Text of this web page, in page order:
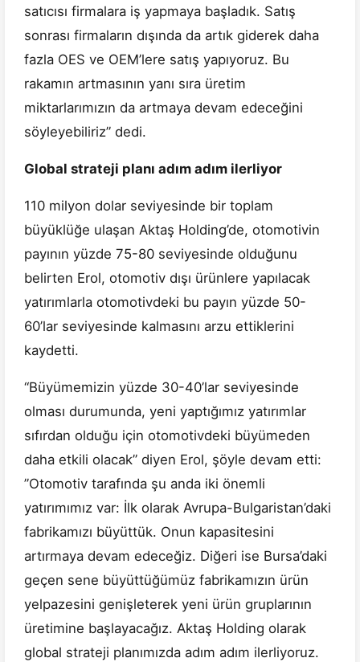
satıcısı firmalara iş yapmaya başladık. Satış
sonrası firmaların dışında da artık giderek daha
fazla OES ve OEM’lere satış yapıyoruz. Bu
rakamın artmasının yanı sıra üretim
miktarlarımızın da artmaya devam edeceğini
söyleyebiliriz” dedi.
Global strateji planı adım adım ilerliyor
110 milyon dolar seviyesinde bir toplam
büyüklüğe ulaşan Aktaş Holding’de, otomotivin
payının yüzde 75-80 seviyesinde olduğunu
belirten Erol, otomotiv dışı ürünlere yapılacak
yatırımlarla otomotivdeki bu payın yüzde 50-
60’lar seviyesinde kalmasını arzu ettiklerini
kaydetti.
“Büyümemizin yüzde 30-40’lar seviyesinde
olması durumunda, yeni yaptığımız yatırımlar
sıfırdan olduğu için otomotivdeki büyümeden
daha etkili olacak” diyen Erol, şöyle devam etti:
”Otomotiv tarafında şu anda iki önemli
yatırımımız var: İlk olarak Avrupa-Bulgaristan’daki
fabrikamızı büyüttük. Onun kapasitesini
artırmaya devam edeceğiz. Diğeri ise Bursa’daki
geçen sene büyüttüğümüz fabrikamızın ürün
yelpazesini genişleterek yeni ürün gruplarının
üretimine başlayacağız. Aktaş Holding olarak
global strateji planımızda adım adım ilerliyoruz.